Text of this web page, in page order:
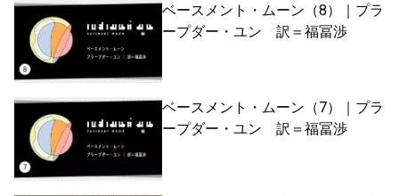
ベースメント・ムーン（8）｜プラ
ープダー・ユン 訳＝福冨渉
ベースメント・ムーン（7）｜プラ
ープダー・ユン 訳＝福冨渉